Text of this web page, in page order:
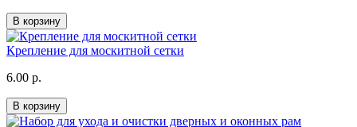
В корзину
Крепление для москитной сетки
6.00 р.
В корзину